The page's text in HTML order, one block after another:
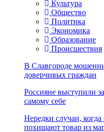
Культура
Общество
Политика
Экономика
Образование
Происшествия
В Славгороде
доверчивых граждан
Россияне выступили
самому себе
Нередки случаи,
похищают товар из